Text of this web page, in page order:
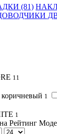
(81)
11
коричневый 1
1
Рейтинг